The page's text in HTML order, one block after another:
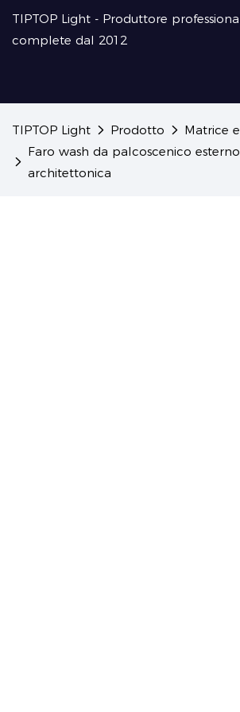
TIPTOP Light - Produttore
complete dal 2012
TIPTOP Light Prodotto Matrice
Faro wash da palcoscenico
architettonica